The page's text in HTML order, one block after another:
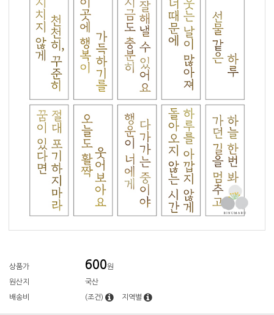
상품가 600원
원산지 국산
배송비 (조건) 지역별